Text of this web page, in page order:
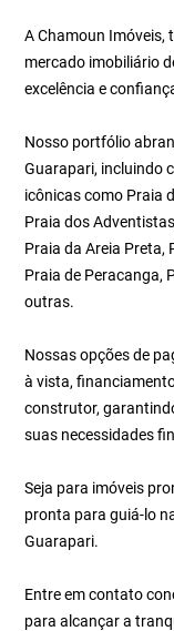
A Chamoun Imóveis,
mercado imobiliário
excelência e
Nosso portfólio
Guarapari, incluindo
icônicas como Praia
Praia dos
Praia da Areia Preta,
Praia de Peracanga,
outras.
Nossas opções de
à vista,
construtor,
suas necessidades
Seja para imóveis
pronta para guiá-lo
Guarapari.
Entre em contato
para alcançar a